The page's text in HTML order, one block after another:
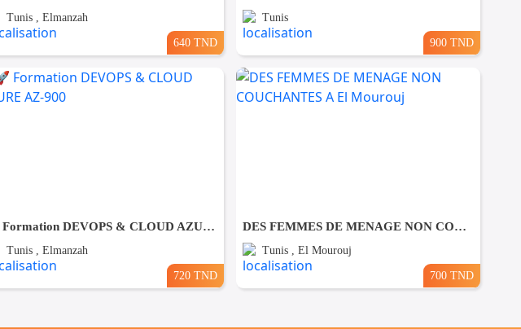
Tunis , Elmanzah
640 TND
Tunis
900 TND
🚀 Formation DEVOPS & CLOUD AZURE AZ-900
Tunis , Elmanzah
720 TND
DES FEMMES DE MENAGE NON COUCHANTES A El Mourouj
Tunis , El Mourouj
700 TND